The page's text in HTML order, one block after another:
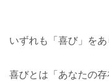
いずれも「喜び」をあ
喜びとは「あなたの